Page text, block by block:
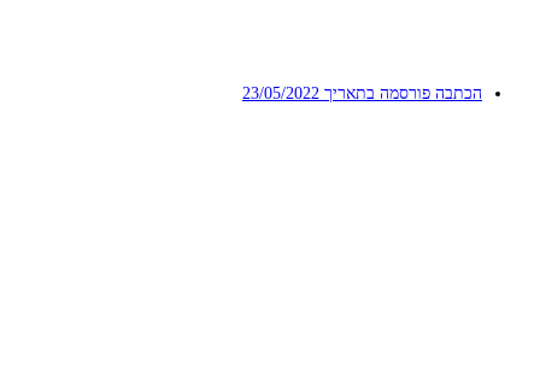
הכתבה פורסמה בתאריך 23/05/2022